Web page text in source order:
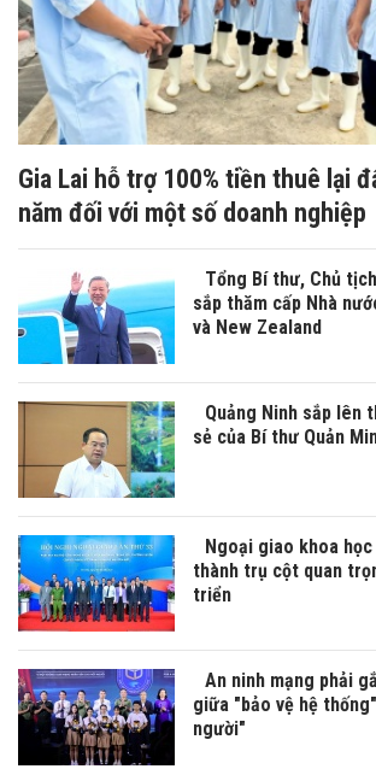
Gia Lai hỗ trợ 100% tiền thuê lại
năm đối với một số doanh nghiệp
Tổng Bí thư, Chủ
sắp thăm cấp Nhà
và New Zealand
Quảng Ninh sắp lên
sẻ của Bí thư Quản
Ngoại giao khoa
thành trụ cột quan
triển
An ninh mạng phải
giữa "bảo vệ hệ
người"